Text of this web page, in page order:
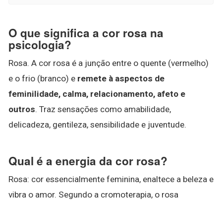
O que significa a cor rosa na
psicologia?
Rosa. A cor rosa é a junção entre o quente (vermelho)
e o frio (branco) e remete à aspectos de
feminilidade, calma, relacionamento, afeto e
outros. Traz sensações como amabilidade,
delicadeza, gentileza, sensibilidade e juventude.
Qual é a energia da cor rosa?
Rosa: cor essencialmente feminina, enaltece a beleza e
vibra o amor. Segundo a cromoterapia, o rosa